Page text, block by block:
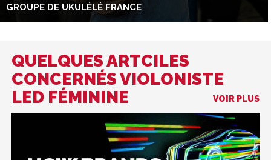
GROUPE DE UKULÉLÉ FRANCE
QUELQUES ARTCILES
CONCERNÉS VIOLONISTE
LED FÉMININE
VOIR PLUS